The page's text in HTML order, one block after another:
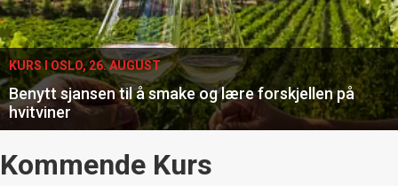
×
Apéritif
single
KURS I OSLO, 26. AUGUST
Benytt sjansen til å smake og lære forskjellen på
hvitviner
Events
Kommende Kurs